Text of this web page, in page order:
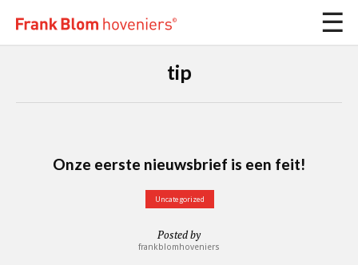
tip
Onze eerste nieuwsbrief is een feit!
Uncategorized
Posted by
frankblomhoveniers